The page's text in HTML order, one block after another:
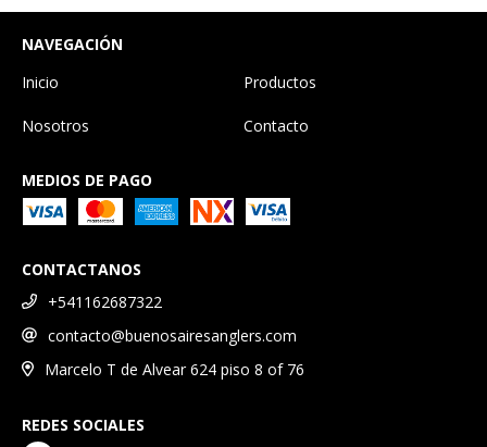
NAVEGACIÓN
Inicio
Productos
Nosotros Contacto
MEDIOS DE PAGO
CONTACTANOS
+541162687322
contacto@buenosairesanglers.com
Marcelo T de Alvear 624 piso 8 of 76
REDES SOCIALES